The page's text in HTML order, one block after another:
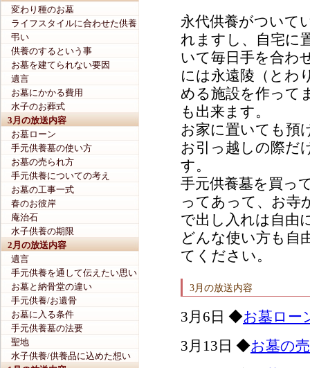
変わり種のお墓
ライフスタイルに合わせた供養
弔い
供養のするという事
お墓を建てられない要因
遺言
お墓にかかる費用
水子のお葬式
3月の放送内容
お墓ローン
手元供養墓の使い方
お墓の売られ方
手元供養についての考え
お墓の工事一式
春のお彼岸
庵治石
水子供養の期限
2月の放送内容
遺言
手元供養を通して伝えたい思い
お墓と納骨堂の違い
手元供養/お遺骨
お墓に入る条件
手元供養墓の法要
聖地
水子供養/供養品に込めた想い
永代供養がついて
れますし、自宅に
いて毎日手を合わ
には永遠陵（とわ
める施設を作って
も出来ます。
お家に置いても預
お引っ越しの際だ
す。
手元供養墓を買っ
ってあって、お寺
で出し入れは自由
どんな使い方も自
てください。
3月の放送内容
3月6日 ◆お墓ロー
3月13日 ◆お墓の